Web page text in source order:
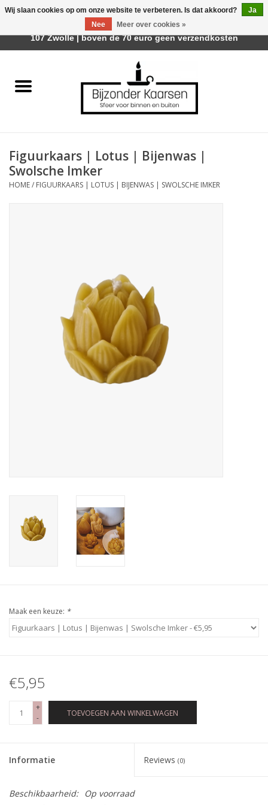
Räder Design Stories
Geurkaarsen
Kaarsen accessoires
Relatiegeschenken & Bedankjes
Figuurkaars | Lotus | Bijenwas |
Swolsche Imker
HOME/ FIGUURKAARS | LOTUS | BIJENWAS | SWOLSCHE IMKER
Maak een keuze: *
€5,95
+
-
TOEVOEGEN AAN WINKELWAGEN
Informatie Reviews (0)
Beschikbaarheid:
Op voorraad
Wij slaan cookies op om onze website te verbeteren. Is dat akkoord?
Ja
Nee
Meer over cookies »
Afhalen is mogelijk bij Trotz Woon & Cadeau | Belvederelaan
107 Zwolle | boven de 70 euro geen verzendkosten